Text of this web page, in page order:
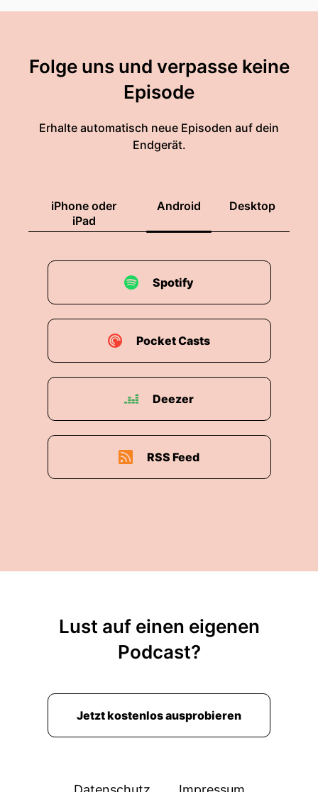
Folge uns und verpasse keine
Episode
Erhalte automatisch neue Episoden auf dein
Endgerät.
iPhone oder
iPad
Android Desktop
Spotify
Pocket Casts
Deezer
RSS Feed
Lust auf einen eigenen
Podcast?
Jetzt kostenlos ausprobieren